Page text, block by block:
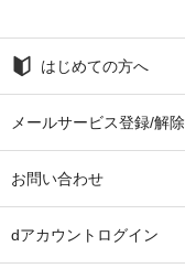
はじめての方へ
メールサービス登録/解除
お問い合わせ
dアカウントログイン